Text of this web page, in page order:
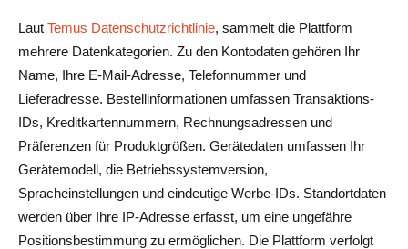
Laut Temus Datenschutzrichtlinie, sammelt die Plattform
mehrere Datenkategorien. Zu den Kontodaten gehören Ihr
Name, Ihre E-Mail-Adresse, Telefonnummer und
Lieferadresse. Bestellinformationen umfassen Transaktions-
IDs, Kreditkartennummern, Rechnungsadressen und
Präferenzen für Produktgrößen. Gerätedaten umfassen Ihr
Gerätemodell, die Betriebssystemversion,
Spracheinstellungen und eindeutige Werbe-IDs. Standortdaten
werden über Ihre IP-Adresse erfasst, um eine ungefähre
Positionsbestimmung zu ermöglichen. Die Plattform verfolgt